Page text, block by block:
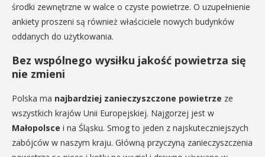
środki zewnętrzne w walce o czyste powietrze. O uzupełnienie
ankiety proszeni są również właściciele nowych budynków
oddanych do użytkowania.
Bez wspólnego wysiłku jakość powietrza się
nie zmieni
Polska ma najbardziej zanieczyszczone powietrze ze
wszystkich krajów Unii Europejskiej. Najgorzej jest w
Małopolsce i na Śląsku. Smog to jeden z najskuteczniejszych
zabójców w naszym kraju. Główną przyczyną zanieczyszczenia